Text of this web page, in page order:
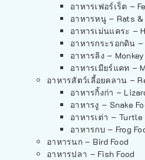
อาหารเฟอร์เร็ต –
อาหารหนู – Rats &
อาหารเม่นแคระ –
อาหารกระรอกดิน –
อาหารลิง – Monkey
อาหารเมียร์แคท –
อาหารสัตว์เลี้อยคลาน –
อาหารกิ้งก่า –
อาหารงู – Snake
อาหารเต่า –
อาหารกบ – Frog
อาหารนก – Bird Food
อาหารปลา – Fish Food